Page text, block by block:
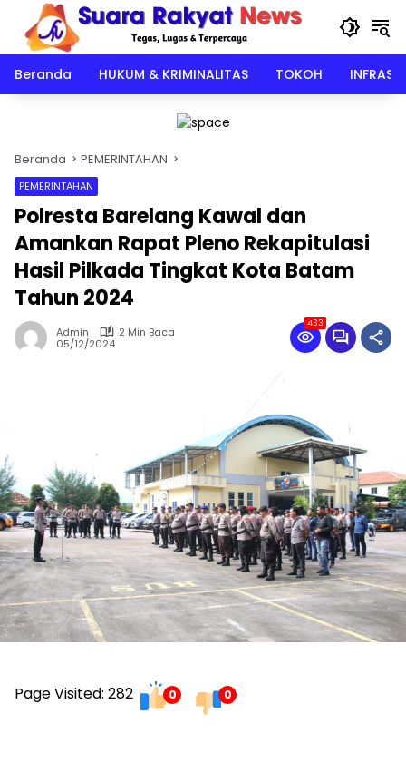
Langsung
konten
Beranda
HUKUM & KRIMINALITAS TOKOH
Beranda PEMERINTAHAN
PEMERINTAHAN
Polresta Barelang Kawal dan
Amankan Rapat Pleno Rekapitulasi
Hasil Pilkada Tingkat Kota Batam
Tahun 2024
Admin
2 Min Baca
05/12/2024
433
Page Visited: 282 0 0